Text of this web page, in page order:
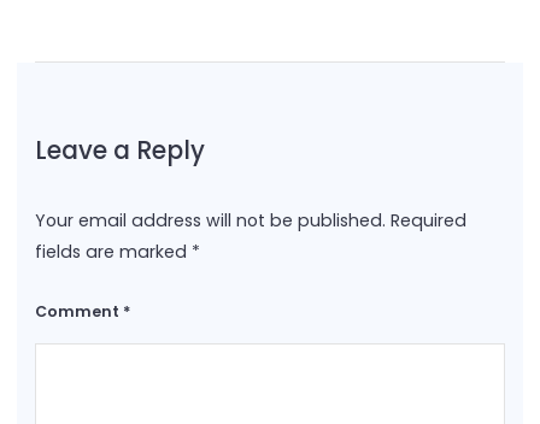
Leave a Reply
Your email address will not be published. Required
fields are marked *
Comment *